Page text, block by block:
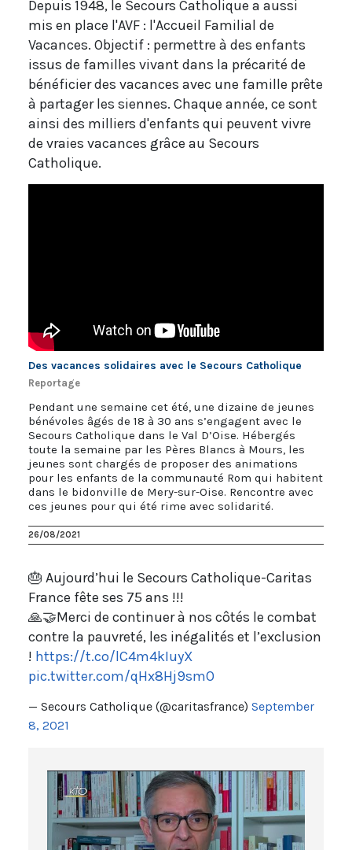
Depuis 1948, le Secours Catholique a aussi
mis en place l'AVF : l'Accueil Familial de
Vacances. Objectif : permettre à des enfants
issus de familles vivant dans la précarité de
bénéficier des vacances avec une famille prête
à partager les siennes. Chaque année, ce sont
ainsi des milliers d'enfants qui peuvent vivre
de vraies vacances grâce au Secours
Catholique.
Des vacances solidaires avec le Secours Catholique
Reportage
Pendant une semaine cet été, une dizaine de jeunes
bénévoles âgés de 18 à 30 ans s’engagent avec le
Secours Catholique dans le Val D’Oise. Hébergés
toute la semaine par les Pères Blancs à Mours, les
jeunes sont chargés de proposer des animations
pour les enfants de la communauté Rom qui habitent
dans le bidonville de Mery-sur-Oise. Rencontre avec
ces jeunes pour qui été rime avec solidarité.
26/08/2021
🎂 Aujourd’hui le Secours Catholique-Caritas
France fête ses 75 ans !!!
🙏🤝Merci de continuer à nos côtés le combat
contre la pauvreté, les inégalités et l’exclusion
! https://t.co/lC4m4kIuyX
pic.twitter.com/qHx8Hj9smO
— Secours Catholique (@caritasfrance) September
8, 2021